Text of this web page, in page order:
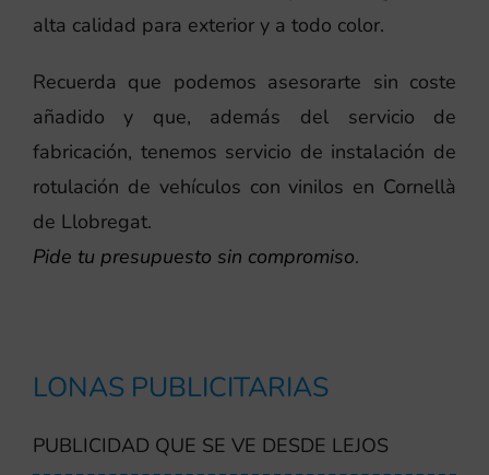
alta calidad para exterior y a todo color.
Recuerda que podemos asesorarte sin coste
añadido y que, además del servicio de
fabricación, tenemos servicio de instalación de
rotulación de vehículos con vinilos en Cornellà
de Llobregat.
Pide tu presupuesto sin compromiso.
LONAS PUBLICITARIAS
PUBLICIDAD QUE SE VE DESDE LEJOS